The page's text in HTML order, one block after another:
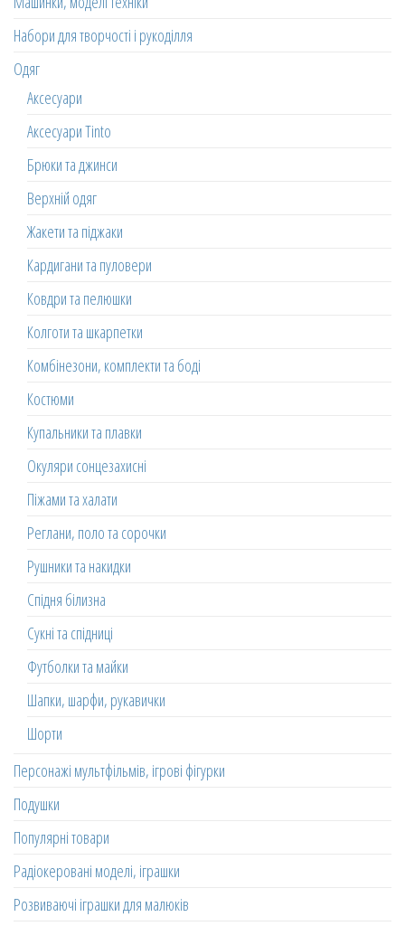
Набори для творчості і рукоділля
Одяг
Аксесуари
Аксесуари Tinto
Брюки та джинси
Верхній одяг
Жакети та піджаки
Кардигани та пуловери
Ковдри та пелюшки
Колготи та шкарпетки
Комбінезони, комплекти та боді
Костюми
Купальники та плавки
Окуляри сонцезахисні
Піжами та халати
Реглани, поло та сорочки
Рушники та накидки
Спідня білизна
Сукні та спідниці
Футболки та майки
Шапки, шарфи, рукавички
Шорти
Персонажі мультфільмів, ігрові фігурки
Подушки
Популярні товари
Радіокеровані моделі, іграшки
Розвиваючі іграшки для малюків